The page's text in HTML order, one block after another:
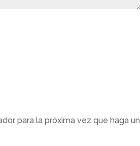
para la próxima vez que haga un